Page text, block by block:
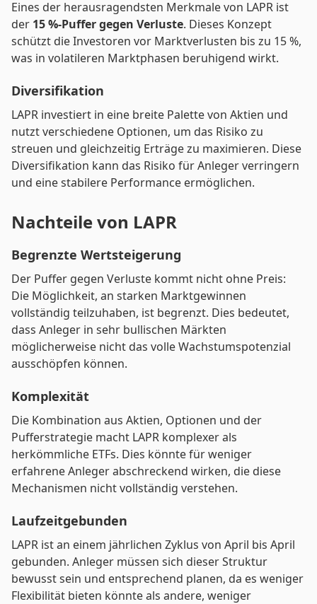
Eines der herausragendsten Merkmale von LAPR ist
der 15 %-Puffer gegen Verluste. Dieses Konzept
schützt die Investoren vor Marktverlusten bis zu 15 %,
was in volatileren Marktphasen beruhigend wirkt.
Diversifikation
LAPR investiert in eine breite Palette von Aktien und
nutzt verschiedene Optionen, um das Risiko zu
streuen und gleichzeitig Erträge zu maximieren. Diese
Diversifikation kann das Risiko für Anleger verringern
und eine stabilere Performance ermöglichen.
Nachteile von LAPR
Begrenzte Wertsteigerung
Der Puffer gegen Verluste kommt nicht ohne Preis:
Die Möglichkeit, an starken Marktgewinnen
vollständig teilzuhaben, ist begrenzt. Dies bedeutet,
dass Anleger in sehr bullischen Märkten
möglicherweise nicht das volle Wachstumspotenzial
ausschöpfen können.
Komplexität
Die Kombination aus Aktien, Optionen und der
Pufferstrategie macht LAPR komplexer als
herkömmliche ETFs. Dies könnte für weniger
erfahrene Anleger abschreckend wirken, die diese
Mechanismen nicht vollständig verstehen.
Laufzeitgebunden
LAPR ist an einem jährlichen Zyklus von April bis April
gebunden. Anleger müssen sich dieser Struktur
bewusst sein und entsprechend planen, da es weniger
Flexibilität bieten könnte als andere, weniger